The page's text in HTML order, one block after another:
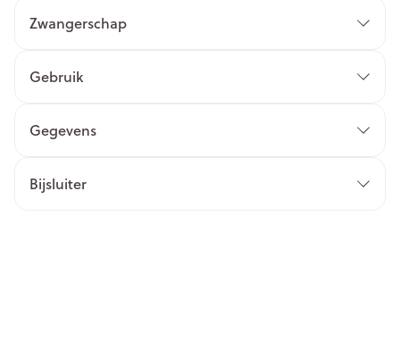
Zwangerschap
Gebruik
Gegevens
Bijsluiter